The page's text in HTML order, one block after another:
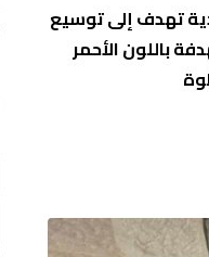
في خطوة تصعيدية تهدف إلى توسيع
باللون الأحمر